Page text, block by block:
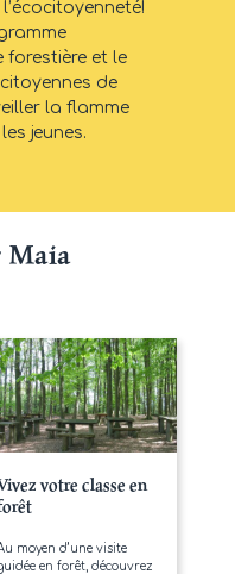
forestière et le
de
la flamme
jeunes.
Maia
votre classe en
moyen d’une visite
en forêt, découvrez